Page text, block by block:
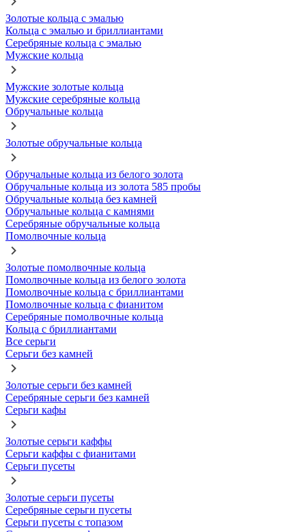
Золотые кольца с эмалью
Кольца с эмалью и бриллиантами
Серебряные кольца с эмалью
Мужские кольца
Мужские золотые кольца
Мужские серебряные кольца
Обручальные кольца
Золотые обручальные кольца
Обручальные кольца из белого золота
Обручальные кольца из золота 585 пробы
Обручальные кольца без камней
Обручальные кольца с камнями
Серебряные обручальные кольца
Помолвочные кольца
Золотые помолвочные кольца
Помолвочные кольца из белого золота
Помолвочные кольца с бриллиантами
Помолвочные кольца с фианитом
Серебряные помолвочные кольца
Кольца с бриллиантами
Все серьги
Серьги без камней
Золотые серьги без камней
Серебряные серьги без камней
Серьги кафы
Золотые серьги каффы
Серьги каффы с фианитами
Серьги пусеты
Золотые серьги пусеты
Серебряные серьги пусеты
Серьги пусеты с топазом